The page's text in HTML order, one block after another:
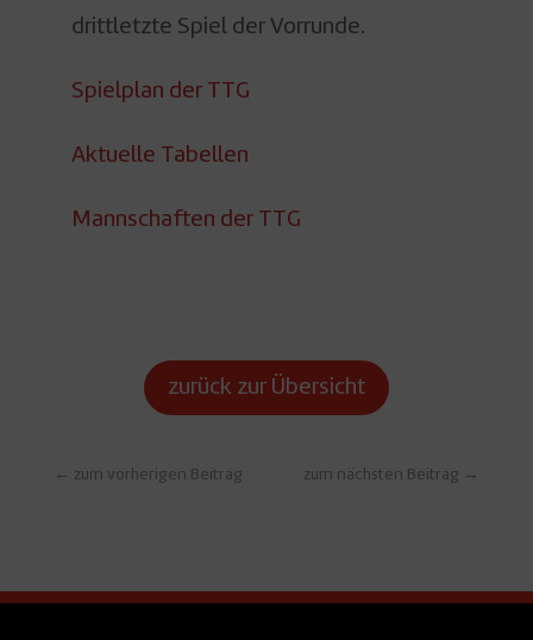
drittletzte Spiel der Vorrunde.
Spielplan der TTG
Aktuelle Tabellen
Mannschaften der TTG
zurück zur Übersicht
← zum vorherigen Beitrag zum nächsten Beitrag →